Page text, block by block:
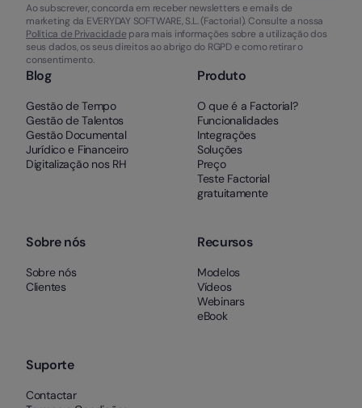
Ao subscrever, concorda em receber newsletters e emails de
marketing da EVERYDAY SOFTWARE, S.L. (Factorial). Consulte a nossa
Política de Privacidade para mais informações sobre a utilização dos
seus dados, os seus direitos ao abrigo do RGPD e como retirar o
consentimento.
Blog
Gestão de Tempo
Gestão de Talentos
Gestão Documental
Jurídico e Financeiro
Digitalização nos RH
Produto
O que é a Factorial?
Funcionalidades
Integrações
Soluções
Preço
Teste Factorial
gratuitamente
Sobre nós
Sobre nós
Clientes
Recursos
Modelos
Vídeos
Webinars
eBook
Suporte
Contactar